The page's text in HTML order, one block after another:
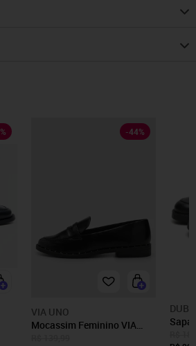
% -44%
VIA UNO
Mocassim Feminino VIA